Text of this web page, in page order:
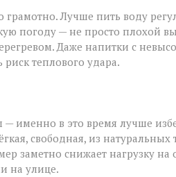
грамотно. Лучше пить воду
погоду — не просто плохой
Даже напитки с
теплового удара.
именно в это время лучше
свободная, из натуральных
заметно снижает нагрузку на
на улице.